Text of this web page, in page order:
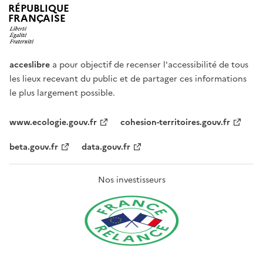
RÉPUBLIQUE
FRANÇAISE
acceslibre a pour objectif de recenser l'accessibilité de tous
les lieux recevant du public et de partager ces informations
le plus largement possible.
www.ecologie.gouv.fr
cohesion-territoires.gouv.fr
beta.gouv.fr
data.gouv.fr
Nos investisseurs